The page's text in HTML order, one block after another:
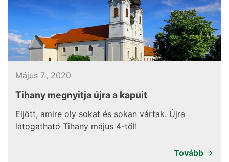
Május 7., 2020
Tihany megnyitja újra a kapuit
Eljött, amire oly sokat és sokan vártak. Újra
látogatható Tihany május 4-től!
Tovább